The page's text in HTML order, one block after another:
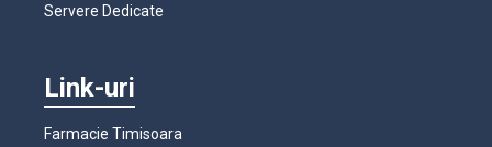
Servere Dedicate
Link-uri
Farmacie Timisoara